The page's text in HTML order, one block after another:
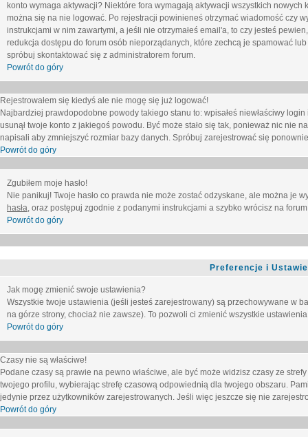
konto wymaga aktywacji? Niektóre fora wymagają aktywacji wszystkich
można się na nie logować. Po rejestracji powinieneś otrzymać wiadomość czy
instrukcjami w nim zawartymi, a jeśli nie otrzymałeś email'a, to czy jesteś
redukcja dostępu do forum osób nieporządanych, które zechcą je spamować
spróbuj skontaktować się z administratorem forum.
Powrót do góry
Rejestrowałem się kiedyś ale nie mogę się już logować!
Najbardziej prawdopodobne powody takiego stanu to: wpisałeś niewłaściwy
usunął twoje konto z jakiegoś powodu. Być może stało się tak, ponieważ nic nie
napisali aby zmniejszyć rozmiar bazy danych. Spróbuj zarejestrować się
Powrót do góry
Zgubiłem moje hasło!
Nie panikuj! Twoje hasło co prawda nie może zostać odzyskane, ale można je
hasła, oraz postępuj zgodnie z podanymi instrukcjami a szybko wrócisz na forum
Powrót do góry
Preferencje i
Jak mogę zmienić swoje ustawienia?
Wszystkie twoje ustawienia (jeśli jesteś zarejestrowany) są przechowywane w
na górze strony, chociaż nie zawsze). To pozwoli ci zmienić wszystkie
Powrót do góry
Czasy nie są właściwe!
Podane czasy są prawie na pewno właściwe, ale być może widzisz czasy ze
twojego profilu, wybierając strefę czasową odpowiednią dla twojego obszaru.
jedynie przez użytkowników zarejestrowanych. Jeśli więc jeszcze się nie
Powrót do góry